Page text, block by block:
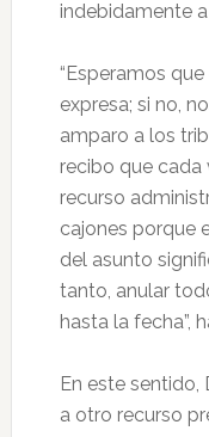
indebidamente
“Esperamos
expresa; si no,
amparo a los
recibo que cada
recurso
cajones porque
del asunto
tanto, anular
hasta la fecha”,
En este sentido,
a otro recurso